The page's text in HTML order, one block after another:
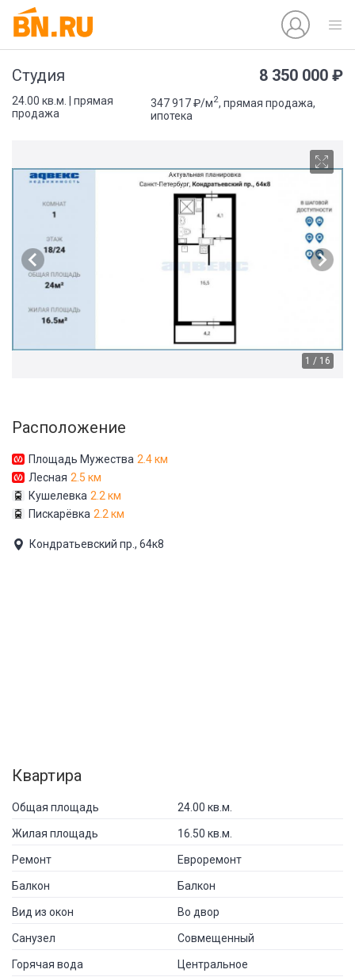
Студия 8 350 000 ₽
24.00 кв.м. | прямая
продажа
347 917 ₽/м2, прямая продажа,
ипотека
1 / 16
Расположение
Площадь Мужества 2.4 км
Лесная 2.5 км
Кушелевка 2.2 км
Пискарёвка 2.2 км
Кондратьевский пр., 64к8
Квартира
Общая площадь 24.00 кв.м.
Жилая площадь 16.50 кв.м.
Ремонт Евроремонт
Балкон Балкон
Вид из окон Во двор
Санузел Совмещенный
Горячая вода Центральное